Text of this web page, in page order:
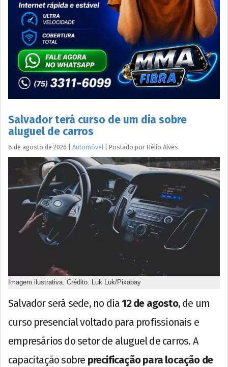
Salvador terá curso de um dia sobre
aluguel de carros
8 de agosto de 2026 Automóvel Postado por Hélio Alves
Imagem ilustrativa. Crédito: Luk Luk/Pixabay
Salvador será sede, no dia 12 de agosto, de um
curso presencial voltado para profissionais e
empresários do setor de aluguel de carros. A
capacitação sobre precificação para locação de